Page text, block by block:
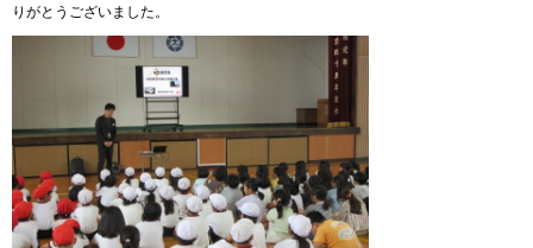
りがとうございました。